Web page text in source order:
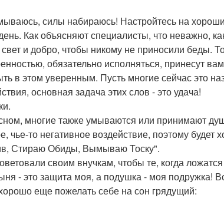
силы набираюсь! Настройтесь на
Как объясняют специалисты, что неважно,
и добро, чтобы никому не приносили беды.
обязательно исполняться, принесут
в этом уверенным. Пусть многие сейчас это
основная задача этих слов - это удача!
многие также умываются или принимают
чье-то негативное воздействие, поэтому будет
Стираю Обиды, Вымываю Тоску".
своим внучкам, чтобы те, когда
- это защита моя, а подушка - моя подружка!
еще пожелать себе на сон грядущий: